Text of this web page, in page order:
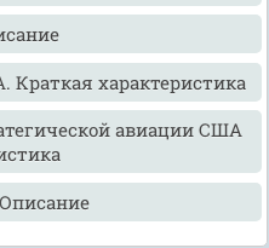
характеристика
авиации США